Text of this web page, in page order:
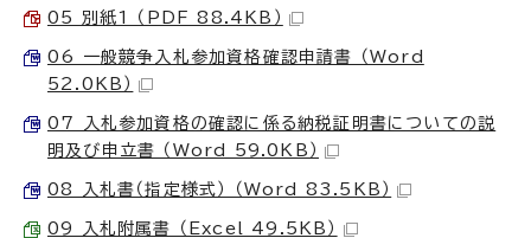
05 別紙1 （PDF 88.4KB）
06 一般競争入札参加資格確認申請書 （Word
52.0KB）
07 入札参加資格の確認に係る納税証明書についての説
明及び申立書 （Word 59.0KB）
08 入札書（指定様式） （Word 83.5KB）
09 入札附属書 （Excel 49.5KB）